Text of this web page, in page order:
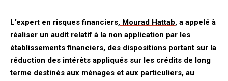
L’expert en risques financiers, Mourad Hattab, a appelé à
réaliser un audit relatif à la non application par les
établissements financiers, des dispositions portant sur la
réduction des intérêts appliqués sur les crédits de long
terme destinés aux ménages et aux particuliers, au